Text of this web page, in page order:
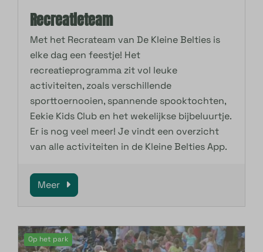
Recreatieteam
Met het Recrateam van De Kleine Belties is
elke dag een feestje! Het
recreatieprogramma zit vol leuke
activiteiten, zoals verschillende
sporttoernooien, spannende spooktochten,
Eekie Kids Club en het wekelijkse bijbeluurtje.
Er is nog veel meer! Je vindt een overzicht
van alle activiteiten in de Kleine Belties App.
Meer
Op het park